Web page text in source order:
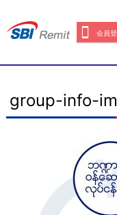
会員
group-info-